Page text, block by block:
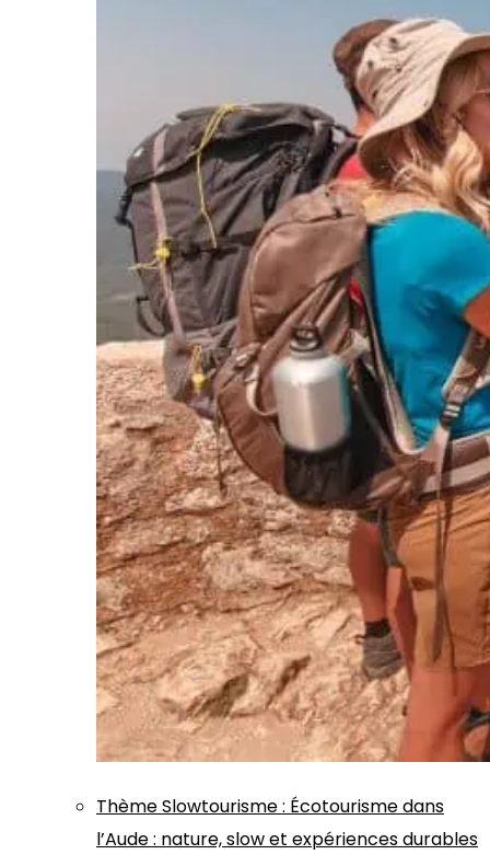
ThèmeSlowtourisme: Écotourisme dans
l’Aude : nature, slow et expériences durables